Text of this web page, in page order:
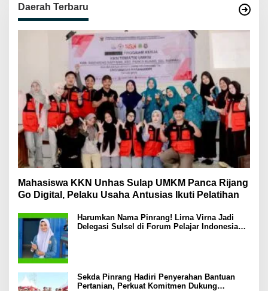
Daerah Terbaru
Mahasiswa KKN Unhas Sulap UMKM Panca Rijang
Go Digital, Pelaku Usaha Antusias Ikuti Pelatihan
Harumkan Nama Pinrang! Lirna Virna Jadi
Delegasi Sulsel di Forum Pelajar Indonesia
Sekda Pinrang Hadiri Penyerahan Bantuan
Pertanian, Perkuat Komitmen Dukung